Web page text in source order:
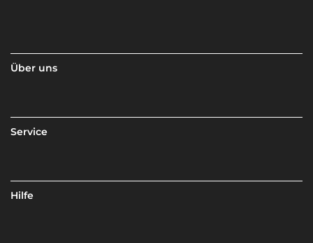
Über uns
Service
Hilfe